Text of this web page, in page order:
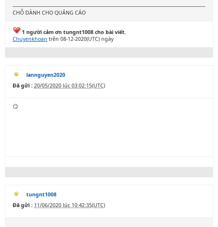
CHỖ DÀNH CHO QUẢNG CÁO
1 người cảm ơn tungnt1008 cho bài viết.
Chuyenkhoan trên 08-12-2020(UTC) ngày
lannguyen2020
Đã gửi : 20/05/2020 lúc 03:02:15(UTC)
😏
tungnt1008
Đã gửi : 11/06/2020 lúc 10:42:35(UTC)